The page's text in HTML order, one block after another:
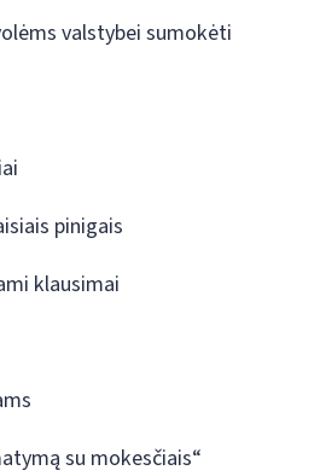
valstybei sumokėti
pinigais
klausimai
su mokesčiais“